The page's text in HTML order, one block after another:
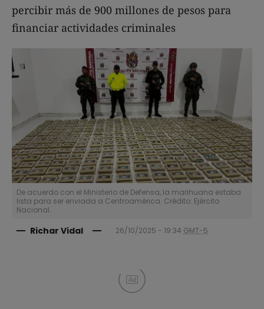
percibir más de 900 millones de pesos para
financiar actividades criminales
De acuerdo con el Ministerio de Defensa, la marihuana estaba
lista para ser enviada a Centroamérica. Crédito: Ejército
Nacional.
Richar Vidal 26/10/2025 - 19:34 GMT-5
Ad